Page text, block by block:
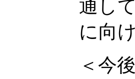
通し
に向
＜今